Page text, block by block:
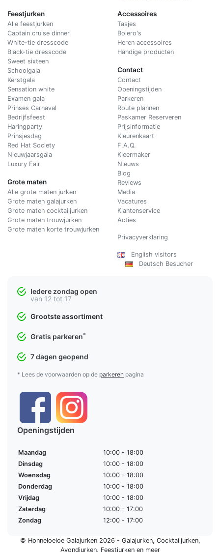
Feestjurken
Alle feestjurken
Captain cruise dinner
White-tie dresscode
Black-tie dresscode
Sweet sixteen
Schoolgala
Kerstgala
Sensation white
Examen gala
Prinses Carnaval
Bedrijfsfeest
Haringparty
Prinsjesdag
Red Hat Society
Nieuwjaarsgala
Luxury Fair
Grote maten
Alle grote maten jurken
Grote maten galajurken
Grote maten cocktailjurken
Grote maten trouwjurken
Grote maten korte trouwjurken
Accessoires
Tasjes
Bolero's
Heren accessoires
Handige producten
Contact
Contact
Openingstijden
Parkeren
Route plannen
Paskamer Reserveren
Prijsinformatie
Kleurenkaart
F.A.Q.
Kleermaker
Nieuws
Blog
Reviews
Media
Vacatures
Klantenservice
Acties
Privacyverklaring
English visitors
Deutsch Besucher
Iedere zondag open
van 12 tot 17
Grootste assortiment
Gratis parkeren*
7 dagen geopend
* Lees de voorwaarden op de parkeren pagina
Openingstijden
Maandag
10:00 - 18:00
Dinsdag
10:00 - 18:00
Woensdag
10:00 - 18:00
Donderdag
10:00 - 18:00
Vrijdag
10:00 - 18:00
Zaterdag
10:00 - 17:00
Zondag
12:00 - 17:00
© Honneloeloe Galajurken 2026 - Galajurken, Cocktailjurken,
Avondjurken, Feestjurkenen meer